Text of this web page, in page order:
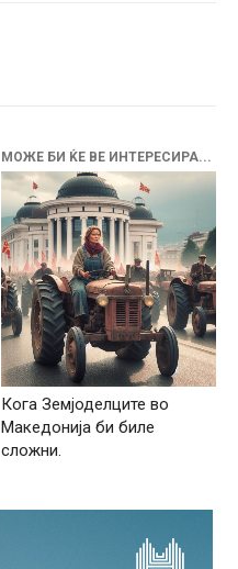
МОЖЕ БИ ЌЕ ВЕ ИНТЕРЕСИРА...
Кога Земјоделците во
Македонија би биле
сложни.